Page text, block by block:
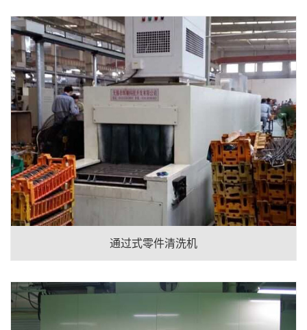
通过式零件清洗机